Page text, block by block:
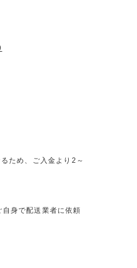
ため、ご入金より2～
身で配送業者に依頼